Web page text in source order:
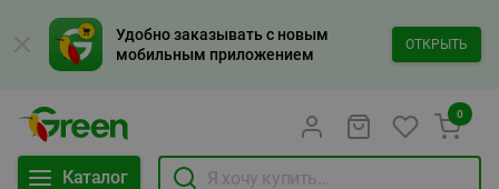
Удобно заказывать с новым
мобильным приложением
ОТКРЫТЬ
Каталог
0